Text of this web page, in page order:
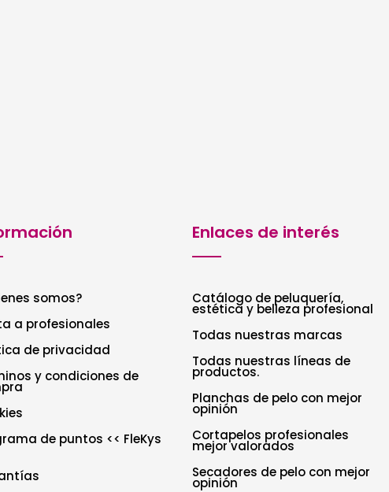
somos?
a profesionales
de privacidad
y condiciones de
de puntos << FleKys
Enlaces de interés
Catálogo de peluquería,
estética y belleza profesional
Todas nuestras marcas
Todas nuestras líneas de
productos.
Planchas de pelo con mejor
opinión
Cortapelos profesionales
mejor valorados
Secadores de pelo con mejor
opinión